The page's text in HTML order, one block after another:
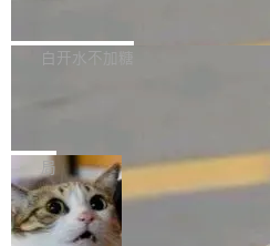
高质量游戏...
式2.0，可根据不同使用场景释放处
过 1528 名开发者，85% 说 AI 把瓶
数据库，有一个图形后端。作为一个
布，具体更新内容包括： feat(zero)
支持 --security superflag（
=...），与 Alpha 版本的格式一致，
管理 HTTP 端点进行授权。
白开水不加糖
块钱的玩意儿——一根小竹签，一个
系着涂了松香的线。甩起来，竹膜震
——哇”的蝉鸣声。实物越来越难找了
局
30倍效率升级：解锁医学影像数
价值化的真实路径